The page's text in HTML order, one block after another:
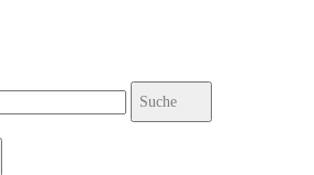
Suche